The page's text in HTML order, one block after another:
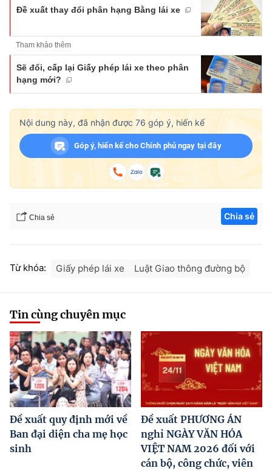
Đề xuất thay đổi phân hạng Bằng lái xe
Tham khảo thêm
Sẽ đổi, cấp lại Giấy phép lái xe theo phân
hạng mới?
Nội dung này, đã nhận được 76 góp ý, hiến kế
Góp ý, hiến kế cho Chính phủ ngay tại đây
Chia sẻ Chia sẻ
Từ khóa: Giấy phép lái xe Luật Giao thông đường bộ
Tin cùng chuyên mục
Đề xuất quy định mới về
Ban đại diện cha mẹ học
sinh
Đề xuất PHƯƠNG ÁN
nghỉ NGÀY VĂN HÓA
VIỆT NAM 2026 đối với
cán bộ, công chức, viên